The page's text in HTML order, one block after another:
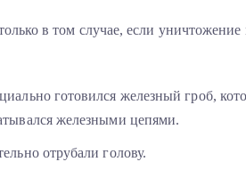
в том случае, если
готовился железный гроб,
железными цепями.
отрубали голову.